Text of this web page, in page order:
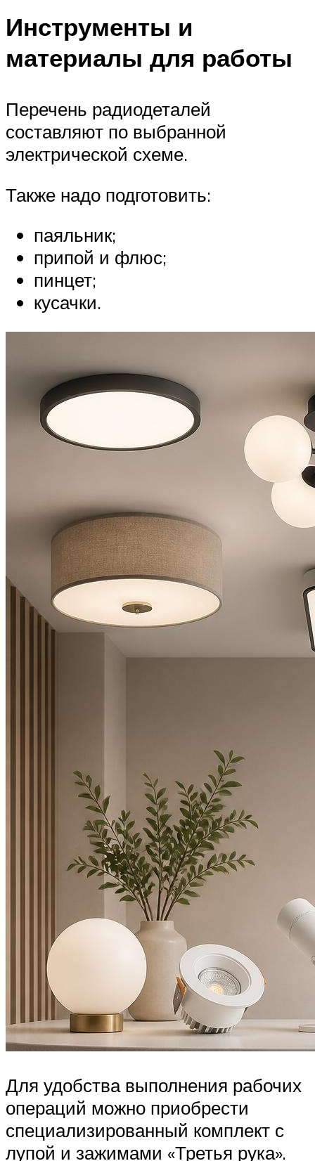
Инструменты и
материалы для работы
Перечень радиодеталей
составляют по выбранной
электрической схеме.
Также надо подготовить:
паяльник;
припой и флюс;
пинцет;
кусачки.
Для удобства выполнения рабочих
операций можно приобрести
специализированный комплект с
лупой и зажимами «Третья рука».